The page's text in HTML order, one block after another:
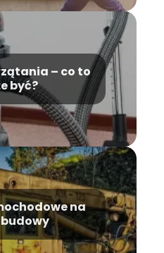
– co to
być?
na